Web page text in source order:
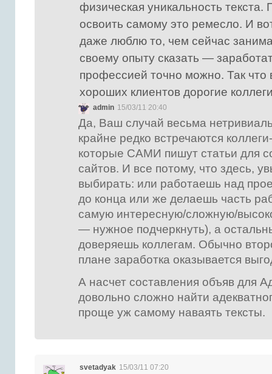
физическая уникальность текста.
освоить самому это ремесло. И
даже люблю то, чем сейчас
своему опыту сказать —
профессией точно можно. Так что
хороших клиентов дорогие
admin 15/03/11 20:40
Да, Ваш случай весьма
крайне редко встречаются
которые САМИ пишут статьи для
сайтов. И все потому, что здесь,
выбирать: или работаешь над
до конца или же делаешь часть
самую интересную/сложную/
— нужное подчеркнуть), а
доверяешь коллегам. Обычно
плане заработка оказывается
А насчет составления объяв для
довольно сложно найти
проще уж самому наваять тексты.
svetadyak 15/03/11 07:20